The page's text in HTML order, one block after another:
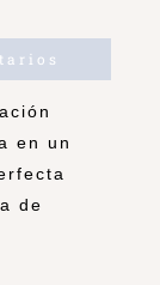
en un
de